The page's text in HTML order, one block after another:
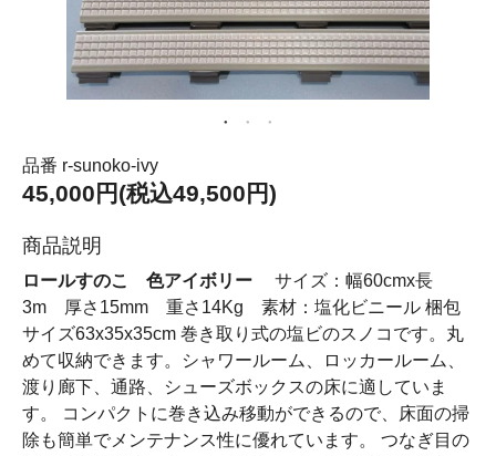
品番 r-sunoko-ivy
45,000円(税込49,500円)
商品説明
ロールすのこ 色アイボリー
サイズ：幅60cmx長
3m 厚さ15mm 重さ14Kg 素材：塩化ビニール 梱包
サイズ63x35x35cm 巻き取り式の塩ビのスノコです。丸
めて収納できます。シャワールーム、ロッカールーム、
渡り廊下、通路、シューズボックスの床に適していま
す。 コンパクトに巻き込み移動ができるので、床面の掃
除も簡単でメンテナンス性に優れています。 つなぎ目の